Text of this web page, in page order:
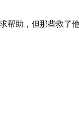
助，但那些救了他